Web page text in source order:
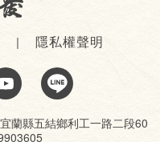
隱私權聲明
蘭縣五結鄉利工一路二段60